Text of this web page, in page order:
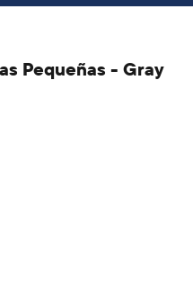
Pequeñas - Gray